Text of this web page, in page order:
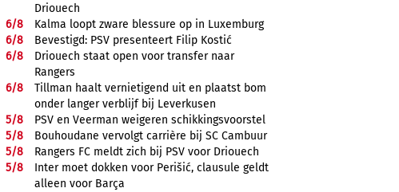
Driouech
6/8
Kalma loopt zware blessure op in Luxemburg
6/8
Bevestigd: PSV presenteert Filip Kostić
6/8
Driouech staat open voor transfer naar
Rangers
6/8
Tillman haalt vernietigend uit en plaatst bom
onder langer verblijf bij Leverkusen
5/8
PSV en Veerman weigeren schikkingsvoorstel
5/8
Bouhoudane vervolgt carrière bij SC Cambuur
5/8
Rangers FC meldt zich bij PSV voor Driouech
5/8
Inter moet dokken voor Perišić, clausule geldt
alleen voor Barça